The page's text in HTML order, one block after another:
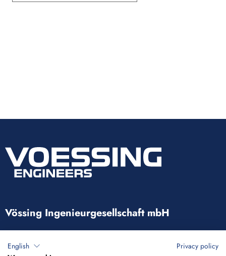
Vössing Ingenieurgesellschaft mbH
40223 Düsseldorf
English
Privacy policy